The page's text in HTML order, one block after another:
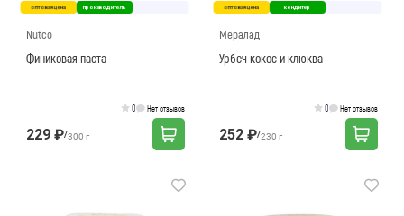
оптовая цена производитель
Nutco
Финиковая паста
0 Нет отзывов
229 ₽/300 г
оптовая цена кондитер
Мералад
Урбеч кокос и клюква
0 Нет отзывов
252 ₽/230 г